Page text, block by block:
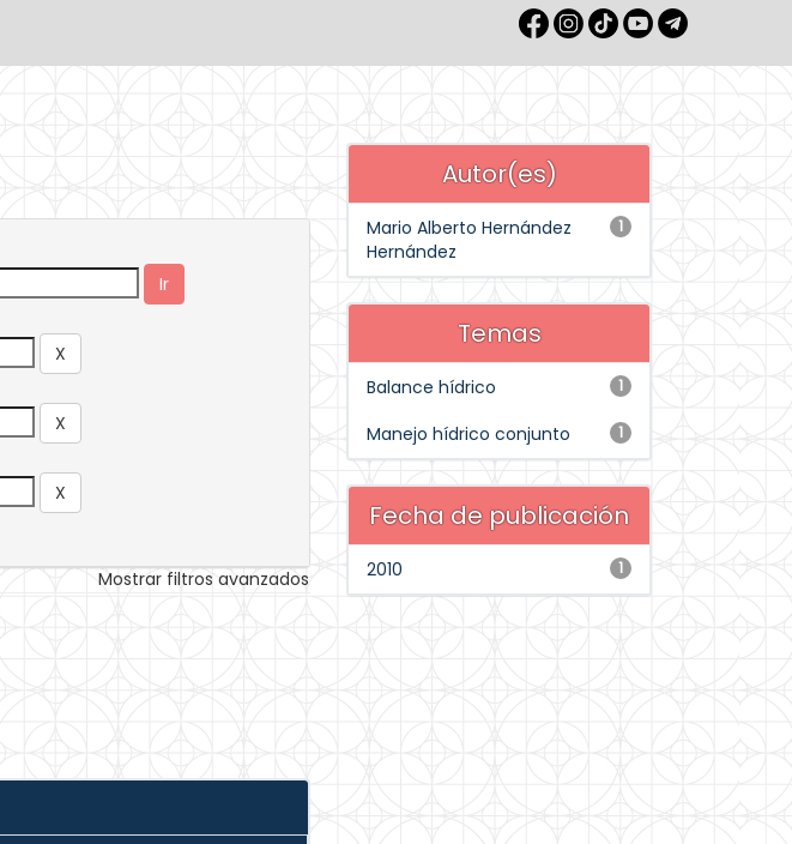
Mostrar filtros avanzados
Autor(es)
1
Mario Alberto Hernández
Hernández
Temas
1
Balance hídrico
1
Manejo hídrico conjunto
Fecha de publicación
1
2010